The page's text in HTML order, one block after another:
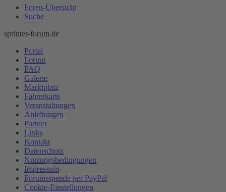
Foren-Übersicht
Suche
sprinter-forum.de
Portal
Forum
FAQ
Galerie
Marktplatz
Fahrerkarte
Veranstaltungen
Anleitungen
Partner
Links
Kontakt
Datenschutz
Nutzungsbedingungen
Impressum
Forumsspende per PayPal
Cookie-Einstellungen